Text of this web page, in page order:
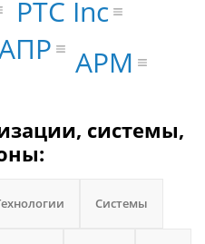
PTC Inc
АРМ
системы,
Системы